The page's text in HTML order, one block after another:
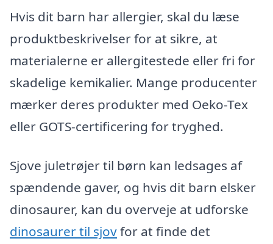
Hvis dit barn har allergier, skal du læse
produktbeskrivelser for at sikre, at
materialerne er allergitestede eller fri for
skadelige kemikalier. Mange producenter
mærker deres produkter med Oeko-Tex
eller GOTS-certificering for tryghed.
Sjove juletrøjer til børn kan ledsages af
spændende gaver, og hvis dit barn elsker
dinosaurer, kan du overveje at udforske
dinosaurer til sjovfor at finde det